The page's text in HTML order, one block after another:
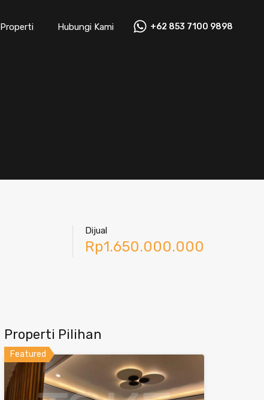
Properti Hubungi Kami +62 853 7100 9898‬
Dijual
Rp1.650.000.000
Properti Pilihan
Featured